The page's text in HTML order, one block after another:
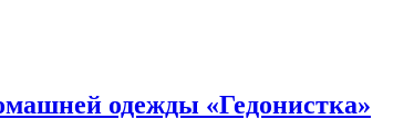
одежды «Гедонистка»